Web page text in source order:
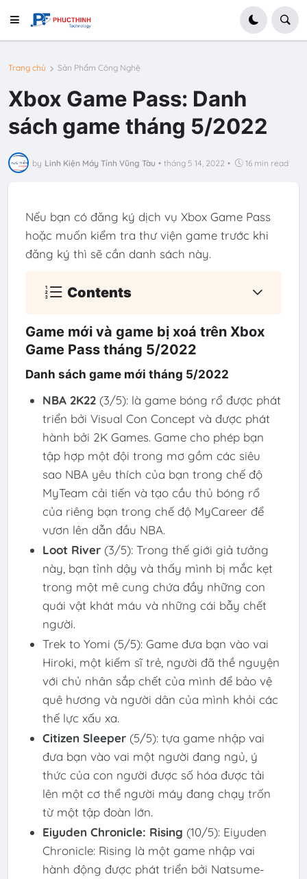
Trang chủ Sản Phẩm Công Nghệ
Xbox Game Pass: Danh
sách game tháng 5/2022
by Linh Kiện Máy Tính Vũng Tàu • tháng 5 14, 2022 • 16 min read
Nếu bạn có đăng ký dịch vụ Xbox Game Pass
hoặc muốn kiểm tra thư viện game trước khi
đăng ký thì sẽ cần danh sách này.
Contents
Game mới và game bị xoá trên Xbox
Game Pass tháng 5/2022
Danh sách game mới tháng 5/2022
NBA 2K22(3/5): là game bóng rổ được phát
triển bởi Visual Con Concept và được phát
hành bởi 2K Games. Game cho phép bạn
tập hợp một đội trong mơ gồm các siêu
sao NBA yêu thích của bạn trong chế độ
MyTeam cải tiến và tạo cầu thủ bóng rổ
của riêng bạn trong chế độ MyCareer để
vươn lên dẫn đầu NBA.
Loot River(3/5): Trong thế giới giả tưởng
này, bạn tỉnh dậy và thấy mình bị mắc kẹt
trong một mê cung chứa đầy những con
quái vật khát máu và những cái bẫy chết
người.
Trek to Yomi (5/5): Game đưa bạn vào vai
Hiroki, một kiếm sĩ trẻ, người đã thề nguyện
với chủ nhân sắp chết của mình để bảo vệ
quê hương và người dân của mình khỏi các
thế lực xấu xa.
Citizen Sleeper(5/5): tựa game nhập vai
đưa bạn vào vai một người đang ngủ, ý
thức của con người được số hóa được tải
lên một cơ thể người máy đang chạy trốn
từ một tập đoàn lớn.
Eiyuden Chronicle: Rising (10/5): Eiyuden
Chronicle: Rising là một game nhập vai
hành động được phát triển bởi Natsume-